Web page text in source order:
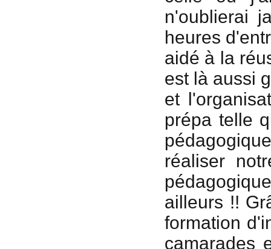
n'oublierai
heures
aidé à la
est là aussi
et
prépa telle
réaliser
ailleurs !!
formation
camarades